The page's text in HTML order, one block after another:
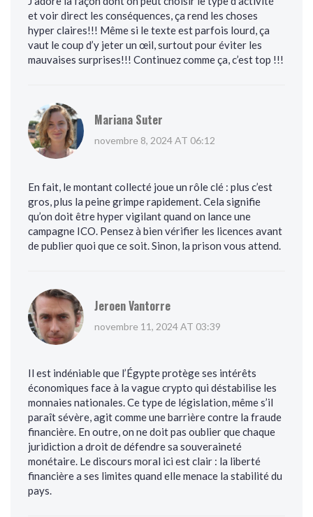
et voir direct les conséquences, ça rend les choses
hyper claires!!! Même si le texte est parfois lourd, ça
vaut le coup d’y jeter un œil, surtout pour éviter les
mauvaises surprises!!! Continuez comme ça, c’est top !!!
Mariana Suter
novembre 8, 2024 AT 06:12
En fait, le montant collecté joue un rôle clé : plus c’est
gros, plus la peine grimpe rapidement. Cela signifie
qu’on doit être hyper vigilant quand on lance une
campagne ICO. Pensez à bien vérifier les licences avant
de publier quoi que ce soit. Sinon, la prison vous attend.
Jeroen Vantorre
novembre 11, 2024 AT 03:39
Il est indéniable que l’Égypte protège ses intérêts
économiques face à la vague crypto qui déstabilise les
monnaies nationales. Ce type de législation, même s’il
paraît sévère, agit comme une barrière contre la fraude
financière. En outre, on ne doit pas oublier que chaque
juridiction a droit de défendre sa souveraineté
monétaire. Le discours moral ici est clair : la liberté
financière a ses limites quand elle menace la stabilité du
pays.